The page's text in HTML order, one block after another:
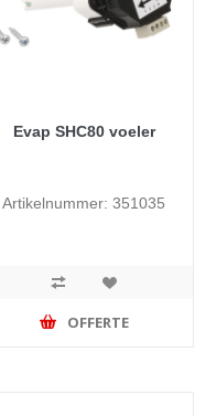
Evap SHC80 voeler
Artikelnummer: 351035
OFFERTE